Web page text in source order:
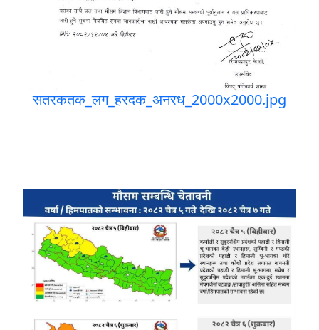
सतरकतक_लग_हरदक_अनरध_2000x2000.jpg